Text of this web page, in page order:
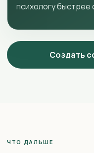
психологу
Создать
ЧТО ДАЛЬШЕ